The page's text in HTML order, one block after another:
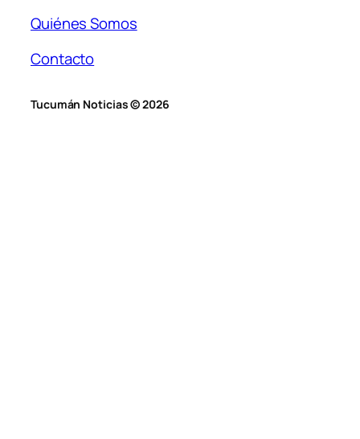
Quiénes Somos
Contacto
Tucumán Noticias © 2026